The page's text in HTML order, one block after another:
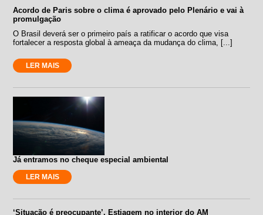
Acordo de Paris sobre o clima é aprovado pelo Plenário e vai à
promulgação
O Brasil deverá ser o primeiro país a ratificar o acordo que visa
fortalecer a resposta global à ameaça da mudança do clima, [...]
LER MAIS
Já entramos no cheque especial ambiental
LER MAIS
‘Situação é preocupante’. Estiagem no interior do AM